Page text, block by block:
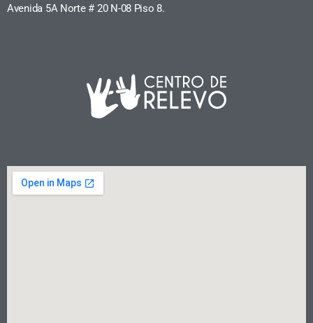
Avenida 5A Norte # 20 N-08 Piso 8.